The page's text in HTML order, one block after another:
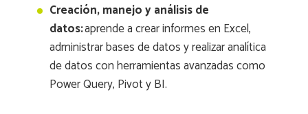
Creación, manejo y análisis de
datos:aprende a crear informes en Excel,
administrar bases de datos y realizar analítica
de datos con herramientas avanzadas como
Power Query, Pivot y BI.